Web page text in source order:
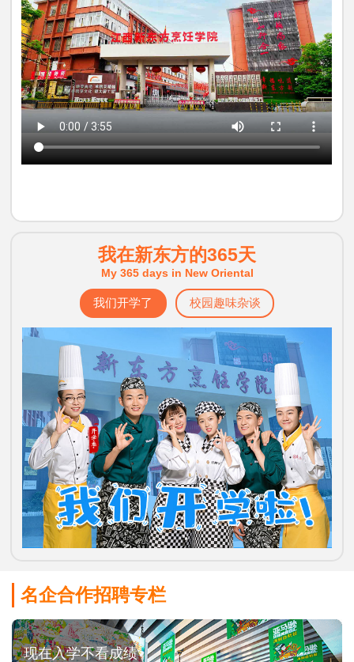
我在新东方的365天
My 365 days in New Oriental
我们开学了 校园趣味杂谈
名企合作招聘专栏
现在入学不看成绩